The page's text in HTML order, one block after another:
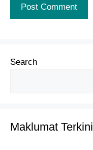
Search
Maklumat Terkini